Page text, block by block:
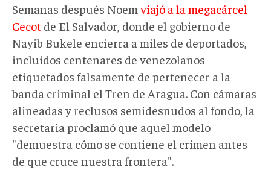
Semanas después Noemviajó a la megacárcel
Cecot de El Salvador, donde el gobierno de
Nayib Bukele encierra a miles de deportados,
incluidos centenares de venezolanos
etiquetados falsamente de pertenecer a la
banda criminal el Tren de Aragua. Con cámaras
alineadas y reclusos semidesnudos al fondo, la
secretaria proclamó que aquel modelo
"demuestra cómo se contiene el crimen antes
de que cruce nuestra frontera".